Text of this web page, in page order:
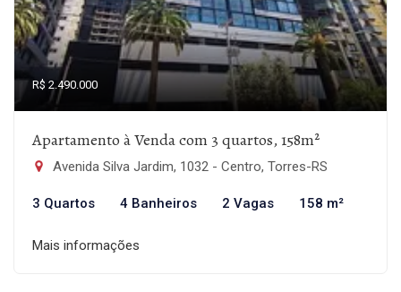
R$ 2.490.000
Apartamento à Venda com 3 quartos, 158m²
Avenida Silva Jardim, 1032 - Centro, Torres-RS
3 Quartos 4 Banheiros 2 Vagas 158 m²
Mais informações